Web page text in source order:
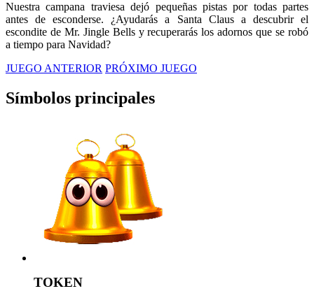
Nuestra campana traviesa dejó pequeñas pistas por todas partes
antes de esconderse. ¿Ayudarás a Santa Claus a descubrir el
escondite de Mr. Jingle Bells y recuperarás los adornos que se robó
a tiempo para Navidad?
JUEGO ANTERIOR PRÓXIMO JUEGO
Símbolos principales
TOKEN